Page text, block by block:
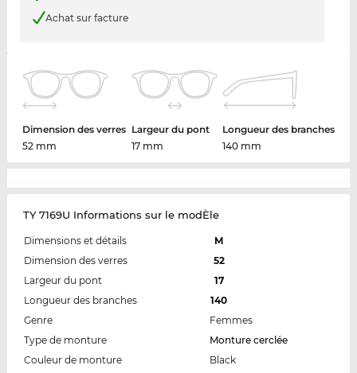
Achat sur facture
Dimension des verres
52 mm
Largeur du pont
17 mm
Longueur des branches
140 mm
TY 7169U Informations sur le modÈle
Dimensions et détails
M
Dimension des verres
52
Largeur du pont
17
Longueur des branches
140
Genre
Femmes
Type de monture
Monture cerclée
Couleur de monture
Black